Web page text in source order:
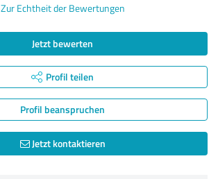
Zur Echtheit der Bewertungen
Jetzt bewerten
Profil teilen
Profil beanspruchen
Jetzt kontaktieren